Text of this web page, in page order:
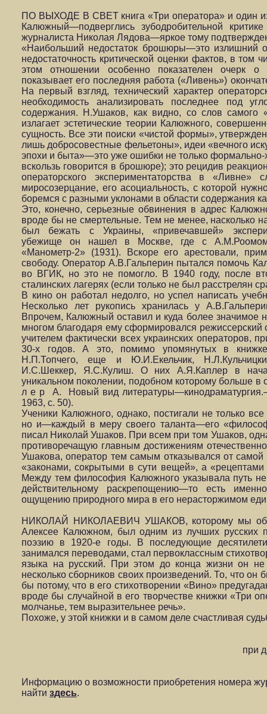
ПО ВЫХОДЕ В СВЕТ книга «Три оператора» и один
Калюжный—подверглись зубодробительной
журналиста Николая Лядова—яркое тому
«Наибольший недостаток брошюры—это излишний
недостаточность критической оценки фактов, в том
этом отношении особенно показателен очерк
показывает его последняя работа («Ливень»)
На первый взгляд, технический характер
необходимость анализировать последнее под
содержания. Н.Ушаков, как видно, со слов самого
излагает эстетические теории Калюжного,
сущность. Все эти поиски «чистой формы»,
лишь добросовестные фельетоны», идеи «вечного
эпохи и быта»—это уже ошибки не только формально-
вскользь говорится в брошюре); это рецидив
операторского экспериментаторства в «Ливне»
миросозерцание, его асоциальность, с которой
боремся с разными уклонами в области содержания
Это, конечно, серьезные обвинения в адрес
вроде бы не смертельные. Тем не менее, насколько
был бежать с Украины, «привечавшей»
убежище он нашел в Москве, где с
«Манометр-2» (1931). Вскоре его арестовали,
свободу. Оператор А.В.Гальперин пытался помочь
во ВГИК, но это не помогло. В 1940 году, после
сталинских лагерях (если только не был расстрелян
В кино он работал недолго, но успел написать
Несколько лет рукопись хранилась у
Впрочем, Калюжный оставил и куда более значимое
многом благодаря ему сформировался
учителем фактически всех украинских операторов,
30-х годов. А это, помимо упомянутых в
Н.П.Топчего, еще и Ю.И.Екельчик,
И.С.Шеккер, Я.С.Кулиш. О них А.Я.Каплер в
уникальном поколении, подобном которому больше в
л е р А. Новый вид
1963, с. 50).
Ученики Калюжного, однако, постигали не только
но и—каждый в меру своего таланта—его
писал Николай Ушаков. При всем при том Ушаков,
противоречащую главным достижениям
Ушакова, оператор тем самым отказывался от самой
«законами, сокрытыми в сути вещей», а «рецептами
Между тем философия Калюжного указывала путь
действительному раскрепощению—то есть
ощущению природного мира в его нерасторжимом
НИКОЛАЙ НИКОЛАЕВИЧ УШАКОВ, которому мы
Алексее Калюжном, был одним из лучших русских
поэзию в 1920-е годы. В последующие
занимался переводами, стал первоклассным
языка на русский. При этом до конца жизни он не
несколько сборников своих произведений. То, что
бы потому, что в его стихотворении «Вино»
вроде бы случайной в его творчестве книжки «Три
молчанье, тем выразительнее речь».
Похоже, у этой книжки и в самом деле счастливая
при
Информацию о возможности приобретения номера
найти здесь.